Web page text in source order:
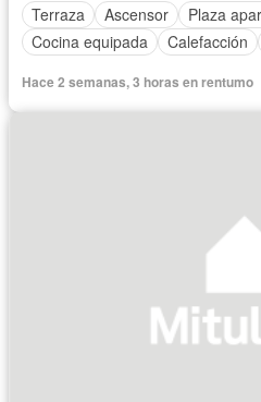
Terraza
Ascensor
Plaza
Cocina equipada
Calefacción
Hace 2 semanas, 3 horas en rentumo